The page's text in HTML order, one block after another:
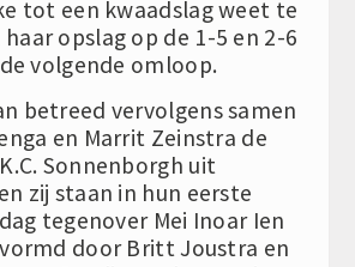
tot een kwaadslag weet te
opslag op de 1-5 en 2-6
volgende omloop.
betreed vervolgens samen
en Marrit Zeinstra de
Sonnenborgh uit
zij staan in hun eerste
tegenover Mei Inoar Ien
door Britt Joustra en